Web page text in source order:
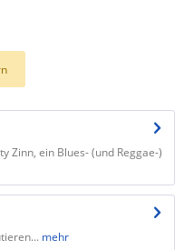
Zinn, ein Blues- (und Reggae-)
mehr